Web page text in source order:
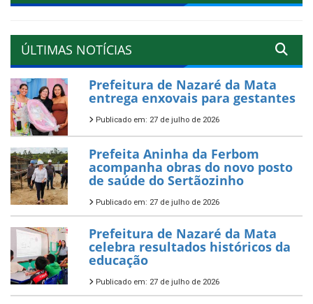
ÚLTIMAS NOTÍCIAS
Prefeitura de Nazaré da Mata
entrega enxovais para gestantes
Publicado em: 27 de julho de 2026
Prefeita Aninha da Ferbom
acompanha obras do novo posto
de saúde do Sertãozinho
Publicado em: 27 de julho de 2026
Prefeitura de Nazaré da Mata
celebra resultados históricos da
educação
Publicado em: 27 de julho de 2026